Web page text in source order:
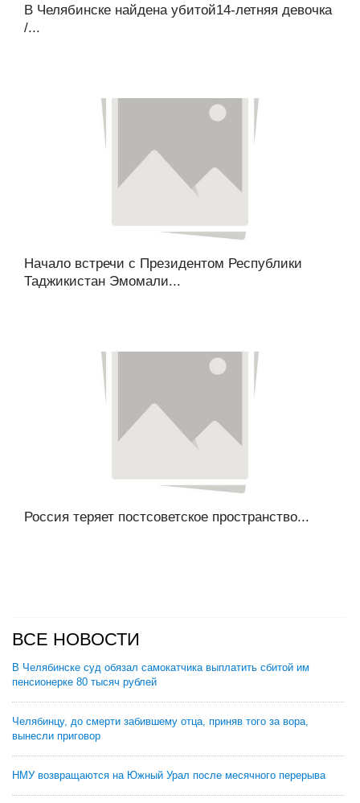
В Челябинске найдена убитой14-летняя девочка
/...
Начало встречи с Президентом Республики
Таджикистан Эмомали...
Россия теряет постсоветское пространство...
ВСЕ НОВОСТИ
В Челябинске суд обязал самокатчика выплатить сбитой им
пенсионерке 80 тысяч рублей
Челябинцу, до смерти забившему отца, приняв того за вора,
вынесли приговор
НМУ возвращаются на Южный Урал после месячного перерыва